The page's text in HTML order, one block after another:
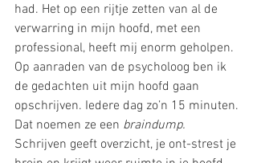
had. Het op een rijtje zetten van al de
verwarring in mijn hoofd, met een
professional, heeft mij enorm geholpen.
Op aanraden van de psycholoog ben ik
de gedachten uit mijn hoofd gaan
opschrijven. Iedere dag zo’n 15 minuten.
Dat noemen ze een braindump.
Schrijven geeft overzicht, je ont-strest je